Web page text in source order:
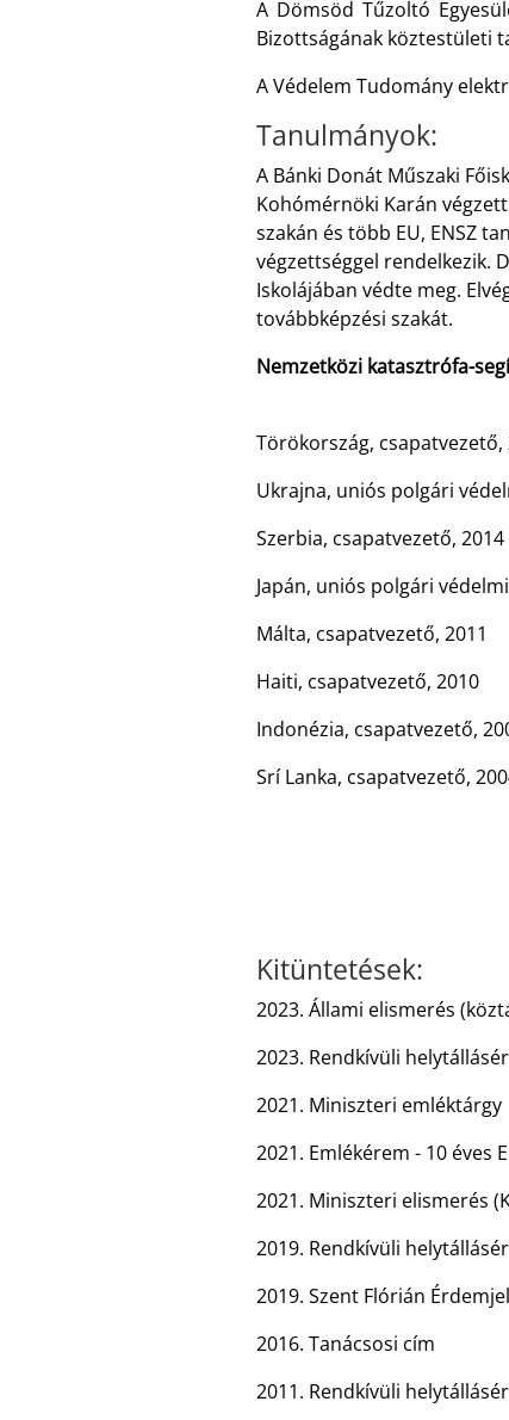
A Dömsöd Tűzoltó
Bizottságának köztestületi
A Védelem Tudomány
Tanulmányok:
A Bánki Donát Műszaki
Kohómérnöki Karán
szakán és több EU, ENSZ
végzettséggel rendelkezik.
Iskolájában védte meg.
továbbképzési szakát.
Nemzetközi katasztrófa-
Törökország, csapatvezető,
Ukrajna, uniós polgári
Szerbia, csapatvezető, 2014
Japán, uniós polgári
Málta, csapatvezető, 2011
Haiti, csapatvezető, 2010
Indonézia, csapatvezető,
Srí Lanka, csapatvezető,
Kitüntetések:
2023. Állami elismerés
2023. Rendkívüli
2021. Miniszteri emléktárgy
2021. Emlékérem - 10 éves
2021. Miniszteri elismerés
2019. Rendkívüli
2019. Szent Flórián Érdemjel
2016. Tanácsosi cím
2011. Rendkívüli